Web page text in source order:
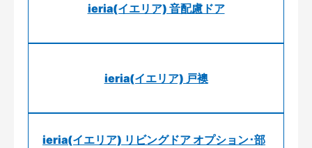
ieria(イエリア) 音配慮ドア
ieria(イエリア) 戸襖
ieria(イエリア) リビングドア オプション･部